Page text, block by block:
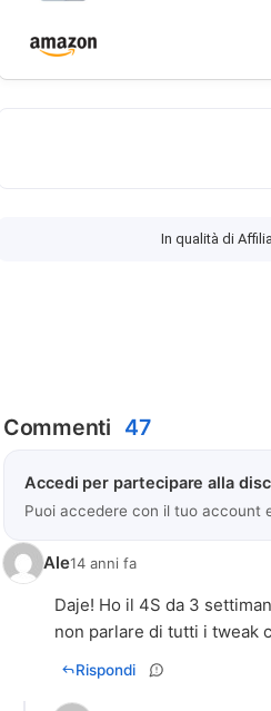
In qualità di
Commenti 47
Accedi per partecipare alla
Puoi accedere con il tuo account
Ale14 anni fa
Daje! Ho il 4S da 3
non parlare di tutti i tweak
Rispondi